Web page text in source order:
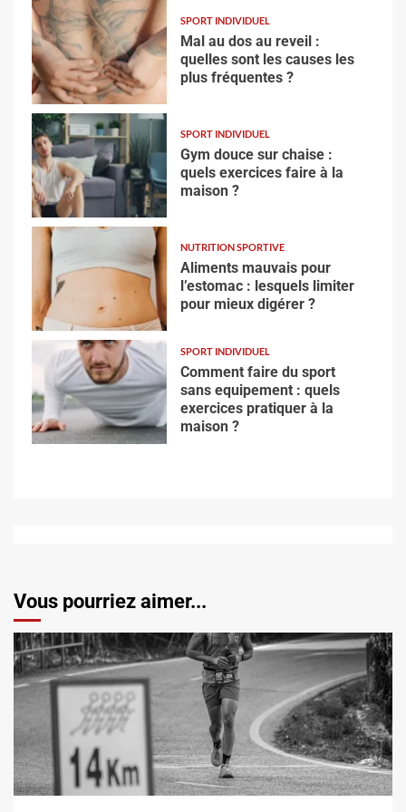
SPORT INDIVIDUEL
Mal au dos au reveil :
quelles sont les causes les
plus fréquentes ?
SPORT INDIVIDUEL
Gym douce sur chaise :
quels exercices faire à la
maison ?
NUTRITION SPORTIVE
Aliments mauvais pour
l’estomac : lesquels limiter
pour mieux digérer ?
SPORT INDIVIDUEL
Comment faire du sport
sans equipement : quels
exercices pratiquer à la
maison ?
Vous pourriez aimer...